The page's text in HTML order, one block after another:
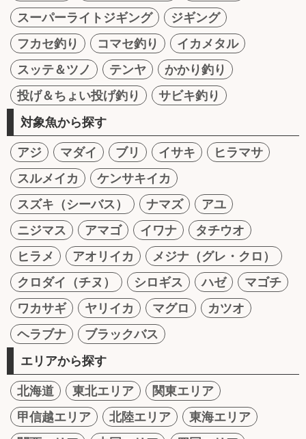
スーパーライトジギング
ジギング
フカセ釣り
コマセ釣り
イカメタル
スッテ＆ツノ
テンヤ
かかり釣り
投げ＆ちょい投げ釣り
サビキ釣り
対象魚から探す
アジ マダイ ブリ イサキ
ヒラマサ
スルメイカ
ケンサキイカ
スズキ（シーバス）
ナマズ
アユ
ニジマス
アマゴ イワナ
タチウオ
ヒラメ
アオリイカ
メジナ（グレ・クロ）
クロダイ（チヌ）
シロギス ハゼ
マゴチ
ワカサギ
ヤリイカ マグロ
カツオ
ヘラブナ
ブラックバス
エリアから探す
北海道 東北エリア
関東エリア
甲信越エリア
北陸エリア
東海エリア